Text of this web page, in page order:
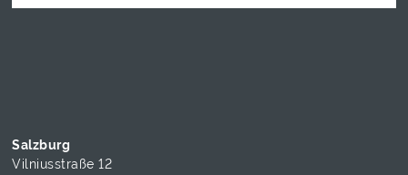
Salzburg
Vilniusstraße 12